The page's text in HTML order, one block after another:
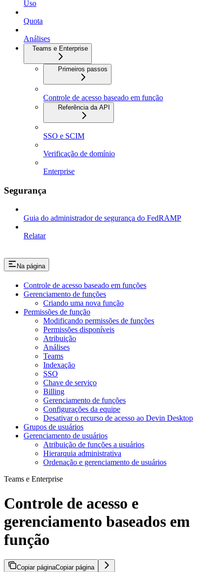
Uso
Quota
Análises
Teams e Enterprise
Primeiros passos
Controle de acesso baseado em função
Referência da API
SSO e SCIM
Verificação de domínio
Enterprise
Segurança
Guia do administrador de segurança do FedRAMP
Relatar
Na página
Controle de acesso baseado em funções
Gerenciamento de funções
Criando uma nova função
Permissões de função
Modificando permissões de funções
Permissões disponíveis
Atribuição
Análises
Teams
Indexação
SSO
Chave de serviço
Billing
Gerenciamento de funções
Configurações da equipe
Desativar o recurso de acesso ao Devin Desktop
Grupos de usuários
Gerenciamento de usuários
Atribuição de funções a usuários
Hierarquia administrativa
Ordenação e gerenciamento de usuários
Teams e Enterprise
Controle de acesso e
gerenciamento baseados em
função
Copiar páginaCopiar página